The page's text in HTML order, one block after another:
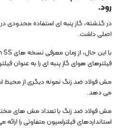
رود.
در گذشته، گاز پنبه ای استفاده محدودی
اصلی داشت.
فیلترهای هوای گاز پنبه ای را به عنوان فیلتر OE عرضه می کند.
مش فولاد ضد زنگ نمونه دیگری از محیط
می دهد.
مش فولاد ضد زنگ با تعداد مش های
استانداردهای فیلتراسیون متفاوتی را